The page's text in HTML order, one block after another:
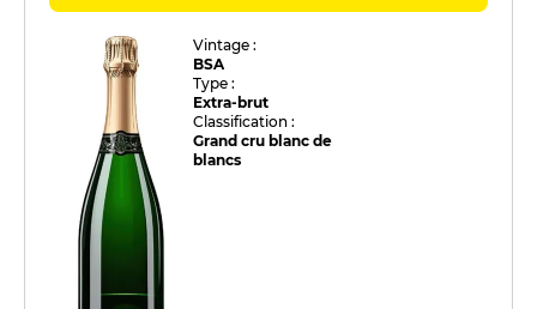
Vintage :
BSA
Type :
Extra-brut
Classification :
Grand cru blanc de
blancs